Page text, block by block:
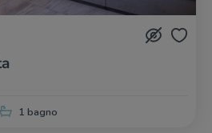
1 bagno